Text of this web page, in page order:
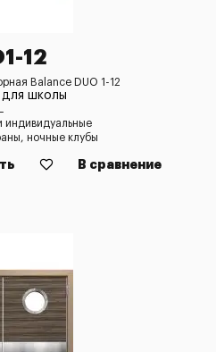
12
Balance DUO 1-12
школы
индивидуальные
ночные клубы
В сравнение